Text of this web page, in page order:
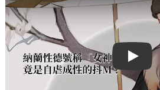
到快樂的渠道，分辨幸福的奧義，
情、意、行的至善人生。 屈原面對
赴去拚搏，就要坦然接受最後的結
到愛自己、愛別人、愛世界的生命意
便失敗，世界仍會為我們留一條路
是最珍貴的，它讓我們找到正能量
Play